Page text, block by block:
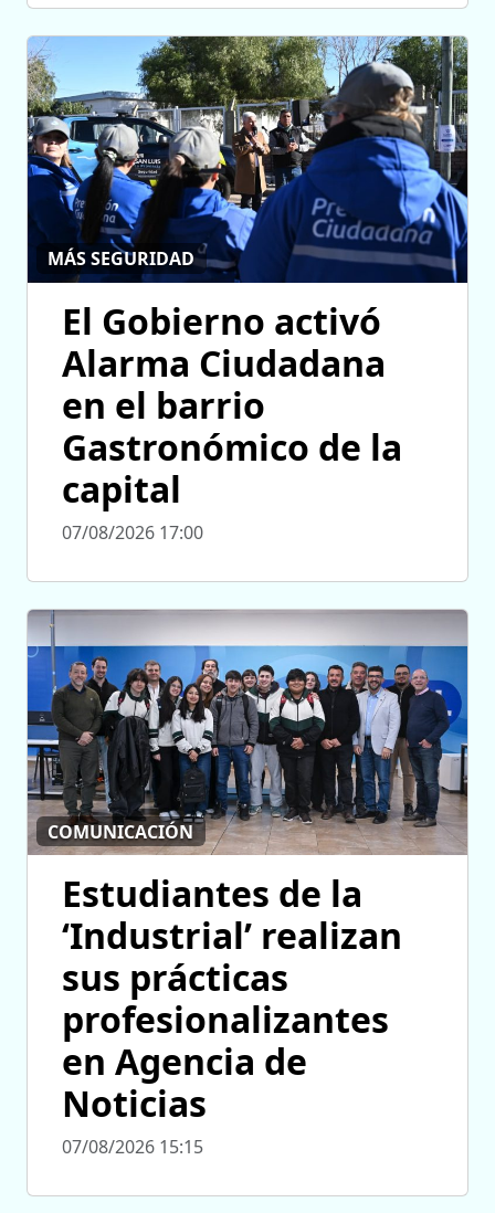
MÁS SEGURIDAD
El Gobierno activó
Alarma Ciudadana
en el barrio
Gastronómico de la
capital
07/08/2026 17:00
COMUNICACIÓN
Estudiantes de la
‘Industrial’ realizan
sus prácticas
profesionalizantes
en Agencia de
Noticias
07/08/2026 15:15